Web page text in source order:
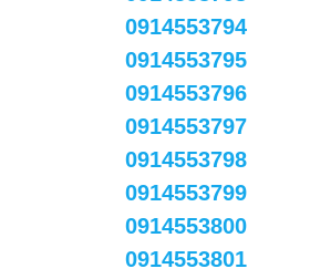
0914553794
0914553795
0914553796
0914553797
0914553798
0914553799
0914553800
0914553801